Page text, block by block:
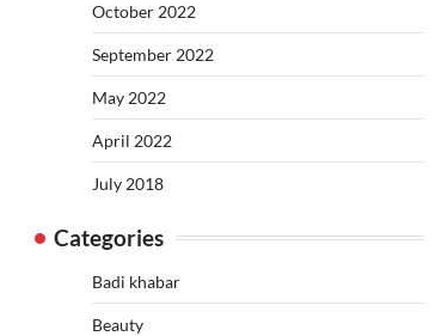
October 2022
September 2022
May 2022
April 2022
July 2018
Categories
Badi khabar
Beauty